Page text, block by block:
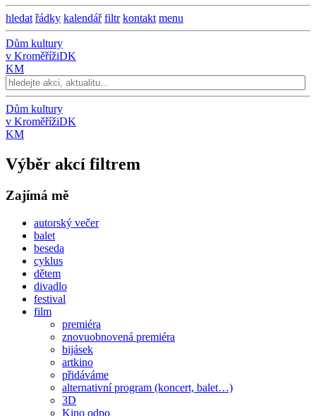
hledat řádky kalendář filtr kontakt menu
Dům kultury
v KroměřížiDK
KM
Dům kultury
v KroměřížiDK
KM
Výběr akcí filtrem
Zajímá mě
autorský večer
balet
beseda
cyklus
dětem
divadlo
festival
film
premiéra
znovuobnovená premiéra
bijásek
artkino
přidáváme
alternativní program (koncert, balet…)
3D
Kino odpo